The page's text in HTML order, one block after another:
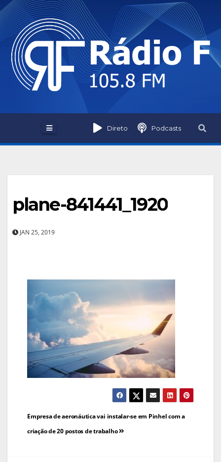
Skip
to
content
Direto Podcasts
plane-841441_1920
JAN 25, 2019
Navegação
de
Empresa de aeronáutica vai instalar-se em Pinhel com a
criação de 20 postos de trabalho